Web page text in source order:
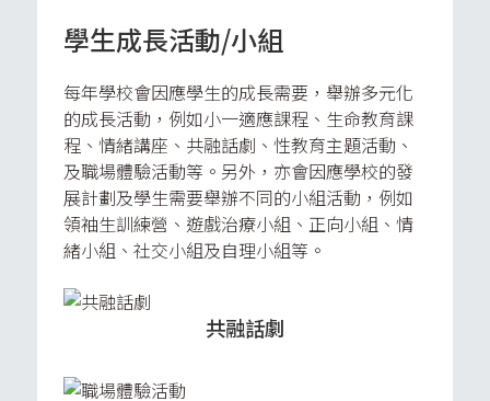
學生成長活動/小組
每年學校會因應學生的成長需要，舉辦多元化
的成長活動，例如小一適應課程、生命教育課
程、情緒講座、共融話劇、性教育主題活動、
及職場體驗活動等。另外，亦會因應學校的發
展計劃及學生需要舉辦不同的小組活動，例如
領袖生訓練營、遊戲治療小組、正向小組、情
緒小組、社交小組及自理小組等。
共融話劇